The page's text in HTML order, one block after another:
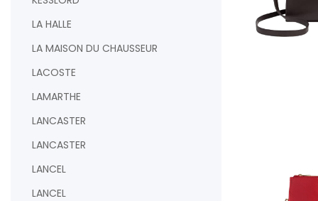
LA HALLE
LA MAISON DU CHAUSSEUR
LACOSTE
LAMARTHE
LANCASTER
LANCASTER
LANCEL
LANCEL